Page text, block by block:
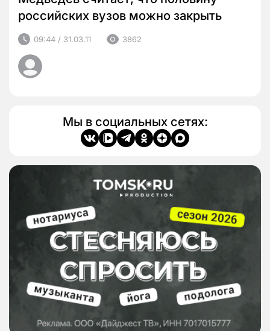
российских вузов можно закрыть
09:44 / 31.03.11 3862
Мы в социальных сетях: